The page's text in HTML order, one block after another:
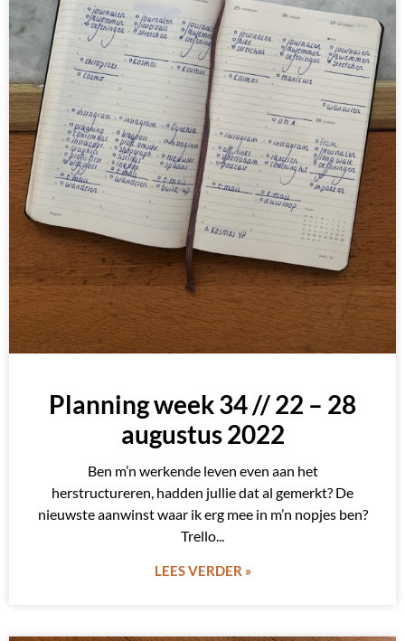
Planning week 34 // 22 – 28
augustus 2022
Ben m’n werkende leven even aan het
herstructureren, hadden jullie dat al gemerkt? De
nieuwste aanwinst waar ik erg mee in m’n nopjes ben?
Trello
LEES VERDER »